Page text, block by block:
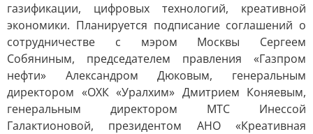
газификации, цифровых технологий, креативной
экономики. Планируется подписание соглашений о
сотрудничестве с мэром Москвы Сергеем
Собяниным, председателем правления «Газпром
нефти» Александром Дюковым, генеральным
директором «ОХК «Уралхим» Дмитрием Коняевым,
генеральным директором МТС Инессой
Галактионовой, президентом АНО «Креативная